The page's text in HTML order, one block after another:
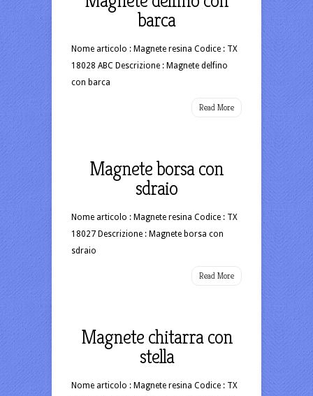
barca
Nome articolo : Magnete resina Codice : TX
18028 ABC Descrizione : Magnete delfino
con barca
Read More
Magnete borsa con
sdraio
Nome articolo : Magnete resina Codice : TX
18027 Descrizione : Magnete borsa con
sdraio
Read More
Magnete chitarra con
stella
Nome articolo : Magnete resina Codice : TX